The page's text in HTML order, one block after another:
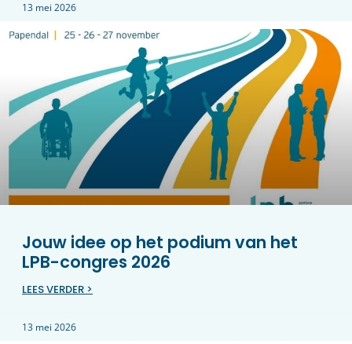
13 mei 2026
Jouw idee op het podium van het
LPB-congres 2026
LEES VERDER >
13 mei 2026